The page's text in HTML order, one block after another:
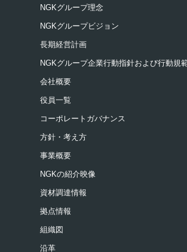
NGKグループ理念
NGKグループビジョン
長期経営計画
NGKグループ企業行動指針および行動規
会社概要
役員一覧
コーポレートガバナンス
方針・考え方
事業概要
NGKの紹介映像
資材調達情報
拠点情報
組織図
沿革